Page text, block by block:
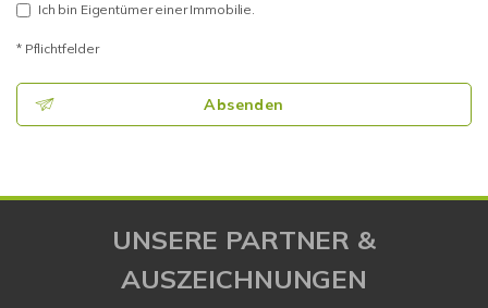
Ich bin Eigentümer einer Immobilie.
* Pflichtfelder
Absenden
UNSERE PARTNER &
AUSZEICHNUNGEN